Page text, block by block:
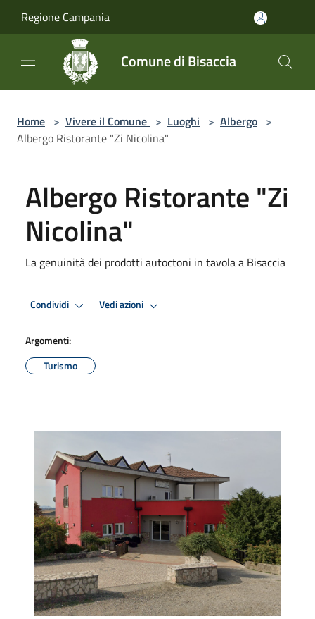
Regione Campania
Comune di Bisaccia
Home > Vivere il Comune > Luoghi > Albergo >
Albergo Ristorante "Zi Nicolina"
Albergo Ristorante "Zi
Nicolina"
La genuinità dei prodotti autoctoni in tavola a Bisaccia
Condividi Vedi azioni
Argomenti:
Turismo